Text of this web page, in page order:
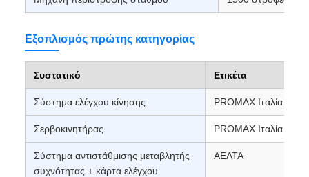
Εξοπλισμός πρώτης κατηγορίας
Συστατικό Ετικέτα
Σύστημα ελέγχου κίνησης PROMAX Ιταλία
Σερβοκινητήρας PROMAX Ιταλία
Σύστημα αντιστάθμισης μεταβλητής
συχνότητας + κάρτα ελέγχου
ΑΕΛΤΑ